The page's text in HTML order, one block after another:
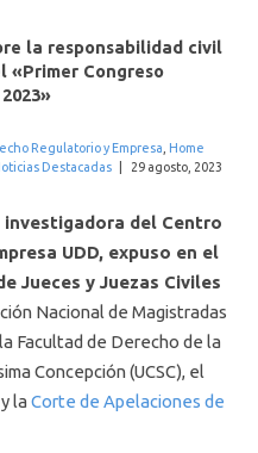
la responsabilidad civil
«Primer Congreso
Regulatorio y Empresa Home
Destacadas 29 agosto, 2023
del Centro
UDD, expuso en el
Jueces y Juezas Civiles
Nacional de Magistradas
Facultad de Derecho de la
Concepción (UCSC), el
la Corte de Apelaciones de